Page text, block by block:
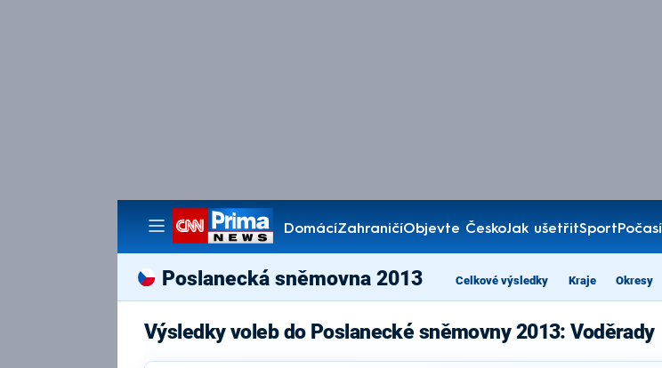
DomácíZahraničíObjevte ČeskoJak ušetřitSportPočasí
Pořady
Poslanecká sněmovna 2013 Celkové výsledky Kraje Okresy
Výsledky voleb do Poslanecké sněmovny 2013: Voděrady